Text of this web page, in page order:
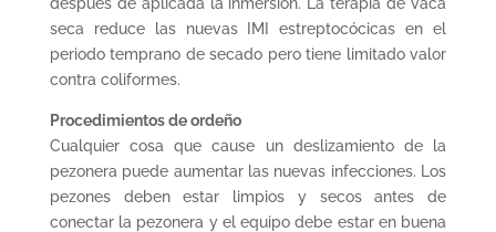
seca reduce las nuevas IMI estreptocócicas en el
periodo temprano de secado pero tiene limitado valor
contra coliformes.
Procedimientos de ordeño
Cualquier cosa que cause un deslizamiento de la
pezonera puede aumentar las nuevas infecciones. Los
pezones deben estar limpios y secos antes de
conectar la pezonera y el equipo debe estar en buena